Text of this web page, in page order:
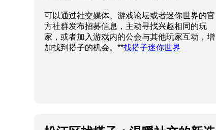
可以通过社交媒体、游戏论坛或者迷你世界的官
方社群发布招募信息，主动寻找兴趣相同的玩
家，或者加入游戏内的公会与其他玩家互动，增
加找到搭子的机会。**找搭子迷你世界